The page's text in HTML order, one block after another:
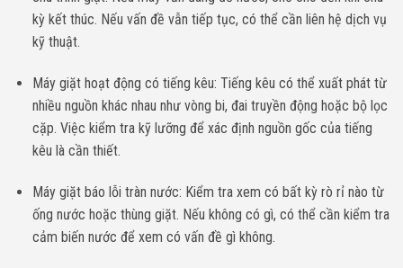
kỳ kết thúc. Nếu vấn đề vẫn tiếp tục, có thể cần liên hệ dịch vụ
kỹ thuật.
Máy giặt hoạt động có tiếng kêu: Tiếng kêu có thể xuất phát từ
nhiều nguồn khác nhau như vòng bi, đai truyền động hoặc bộ lọc
cặp. Việc kiểm tra kỹ lưỡng để xác định nguồn gốc của tiếng
kêu là cần thiết.
Máy giặt báo lỗi tràn nước: Kiểm tra xem có bất kỳ rò rỉ nào từ
ống nước hoặc thùng giặt. Nếu không có gì, có thể cần kiểm tra
cảm biến nước để xem có vấn đề gì không.